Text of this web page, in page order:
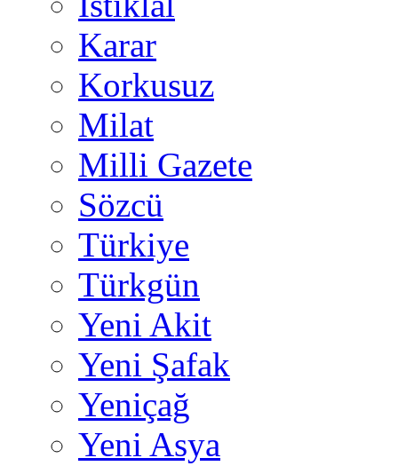
Karar
Korkusuz
Milat
Milli Gazete
Sözcü
Türkiye
Türkgün
Yeni Akit
Yeni Şafak
Yeniçağ
Yeni Asya